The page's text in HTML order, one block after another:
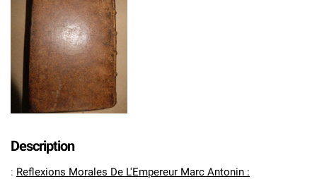
Description
: Reflexions Morales De L'Empereur Marc Antonin :